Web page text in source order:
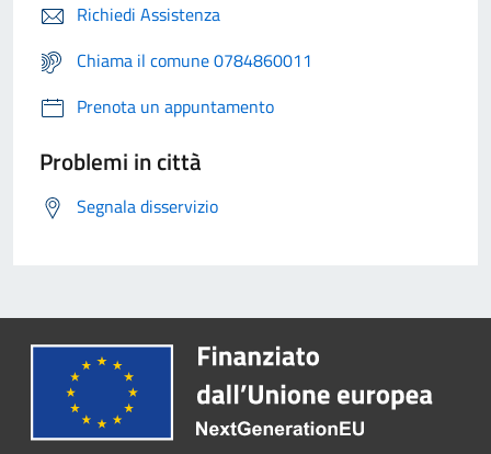
Richiedi Assistenza
Chiama il comune 0784860011
Prenota un appuntamento
Problemi in città
Segnala disservizio